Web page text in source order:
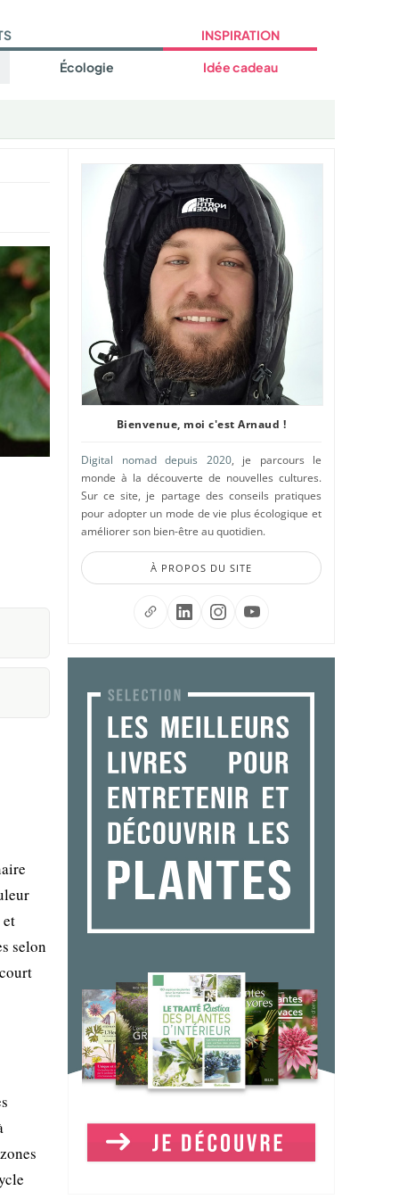
Écologie
INSPIRATION
Idée cadeau
selon
Bienvenue, moi c'est Arnaud !
Digital nomad depuis 2020, je parcours le
monde à la découverte de nouvelles cultures.
Sur ce site, je partage des conseils pratiques
pour adopter un mode de vie plus écologique et
améliorer son bien-être au quotidien.
À PROPOS DU SITE